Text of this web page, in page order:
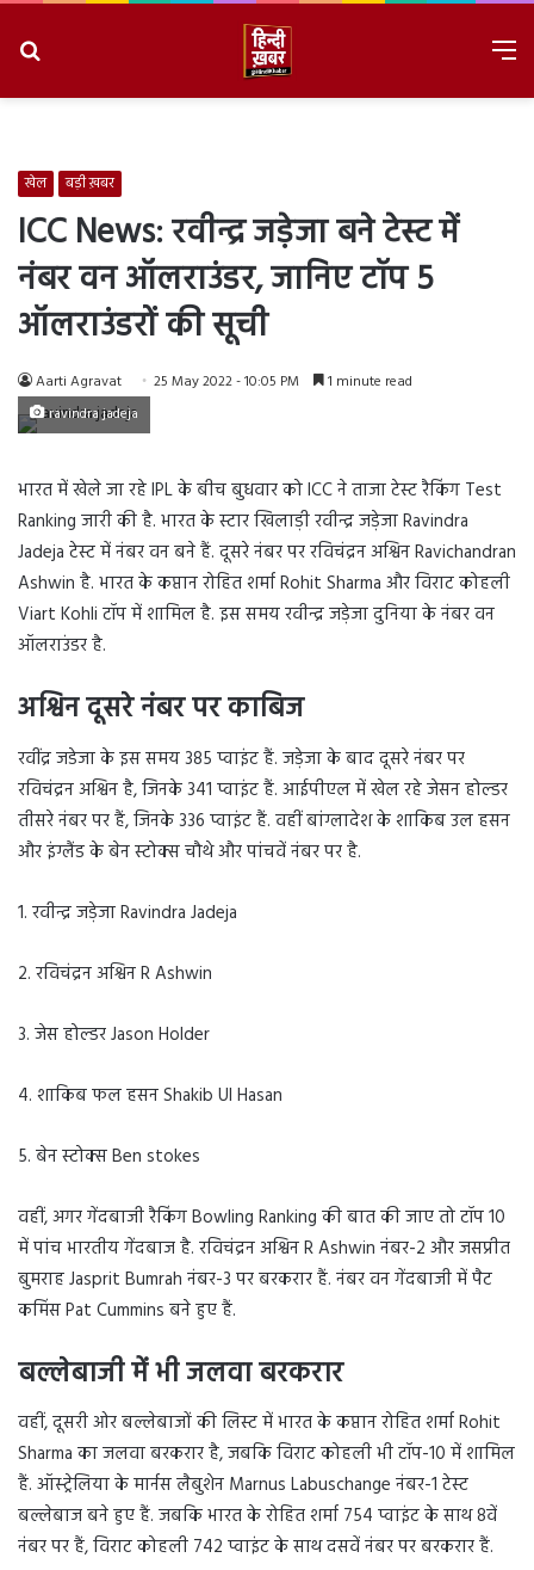
खेल बड़ी ख़बर
ICC News: रवीन्द्र जड़ेजा बने टेस्ट में
नंबर वन ऑलराउंडर, जानिए टॉप 5
ऑलराउंडरों की सूची
Aarti Agravat 25 May 2022 - 10:05 PM 1 minute read
ravindra jadeja
भारत में खेले जा रहे IPL के बीच बुधवार को ICC ने ताजा टेस्ट रैकिंग Test
Ranking जारी की है. भारत के स्टार खिलाड़ी रवीन्द्र जड़ेजा Ravindra
Jadeja टेस्ट में नंबर वन बने हैं. दूसरे नंबर पर रविचंद्रन अश्विन Ravichandran
Ashwin है. भारत के कप्तान रोहित शर्मा Rohit Sharma और विराट कोहली
Viart Kohli टॉप में शामिल है. इस समय रवीन्द्र जड़ेजा दुनिया के नंबर वन
ऑलराउंडर है.
अश्विन दूसरे नंबर पर काबिज
रवींद्र जडेजा के इस समय 385 प्वाइंट हैं. जड़ेजा के बाद दूसरे नंबर पर
रविचंद्रन अश्विन है, जिनके 341 प्वाइंट हैं. आईपीएल में खेल रहे जेसन होल्डर
तीसरे नंबर पर हैं, जिनके 336 प्वाइंट हैं. वहीं बांग्लादेश के शाकिब उल हसन
और इंग्लैंड के बेन स्टोक्स चौथे और पांचवें नंबर पर है.
1. रवीन्द्र जड़ेजा Ravindra Jadeja
2. रविचंद्रन अश्विन R Ashwin
3. जेस होल्डर Jason Holder
4. शाकिब फल हसन Shakib Ul Hasan
5. बेन स्टोक्स Ben stokes
वहीं, अगर गेंदबाजी रैकिंग Bowling Ranking की बात की जाए तो टॉप 10
में पांच भारतीय गेंदबाज है. रविचंद्रन अश्विन R Ashwin नंबर-2 और जसप्रीत
बुमराह Jasprit Bumrah नंबर-3 पर बरकरार हैं. नंबर वन गेंदबाजी में पैट
कमिंस Pat Cummins बने हुए हैं.
बल्लेबाजी में भी जलवा बरकरार
वहीं, दूसरी ओर बल्लेबाजों की लिस्ट में भारत के कप्तान रोहित शर्मा Rohit
Sharma का जलवा बरकरार है, जबकि विराट कोहली भी टॉप-10 में शामिल
हैं. ऑस्ट्रेलिया के मार्नस लैबुशेन Marnus Labuschange नंबर-1 टेस्ट
बल्लेबाज बने हुए हैं. जबकि भारत के रोहित शर्मा 754 प्वाइंट के साथ 8वें
नंबर पर हैं, विराट कोहली 742 प्वाइंट के साथ दसवें नंबर पर बरकरार हैं.